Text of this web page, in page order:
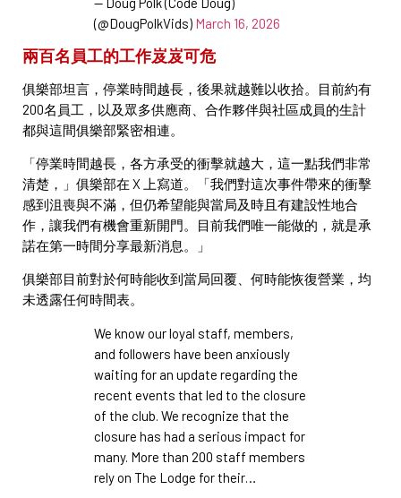
(@DougPolkVids) March 16, 2026
兩百名員工的工作岌岌可危
俱樂部坦言，停業時間越長，後果就越難以收拾。目前約有
200名員工，以及眾多供應商、合作夥伴與社區成員的生計
都與這間俱樂部緊密相連。
「停業時間越長，各方承受的衝擊就越大，這一點我們非常
清楚，」俱樂部在 X 上寫道。「我們對這次事件帶來的衝擊
感到沮喪與不滿，但仍希望能與當局及時且有建設性地合
作，讓我們有機會重新開門。目前我們唯一能做的，就是承
諾在第一時間分享最新消息。」
俱樂部目前對於何時能收到當局回覆、何時能恢復營業，均
未透露任何時間表。
We know our loyal staff, members,
and followers have been anxiously
waiting for an update regarding the
recent events that led to the closure
of the club. We recognize that the
closure has had a serious impact for
many. More than 200 staff members
rely on The Lodge for their…